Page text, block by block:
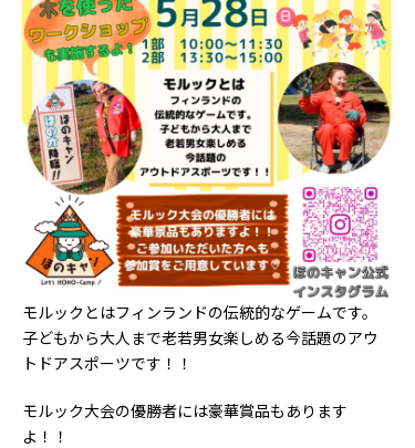
モルックとはフィンランドの伝統的なゲームです。
子どもから大人まで老若男女楽しめる今話題のアウ
トドアスポーツです！！
モルック大会の優勝者には豪華賞品もあります
よ！！